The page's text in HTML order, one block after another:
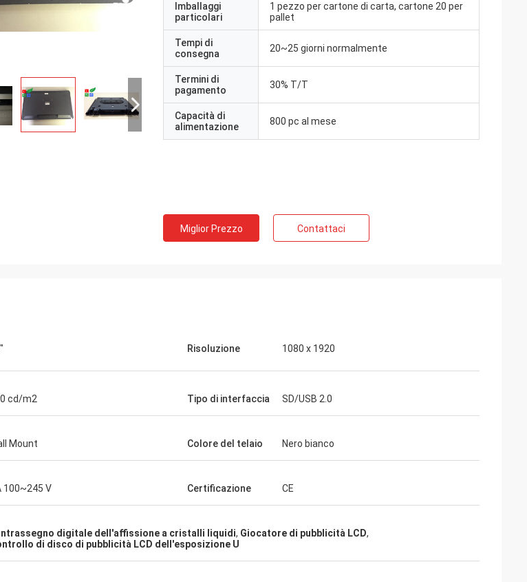
Ms.Natalie dall'Australia
Abbiamo ricevuto le insegne al neon e le
Imballaggi
particolari
1 pezzo per cartone di carta, cartone 20 per
pallet
Tempi di
consegna
20~25 giorni normalmente
Termini di
pagamento
30% T/T
Capacità di
alimentazione
800 pc al mese
Miglior Prezzo Contattaci
Risoluzione 1080 x 1920
cd/m2 Tipo di interfaccia SD/USB 2.0
Mount Colore del telaio Nero bianco
100~245 V Certificazione CE
digitale dell'affissione a cristalli liquidi, Giocatore di pubblicità LCD,
di disco di pubblicità LCD dell'esposizione U